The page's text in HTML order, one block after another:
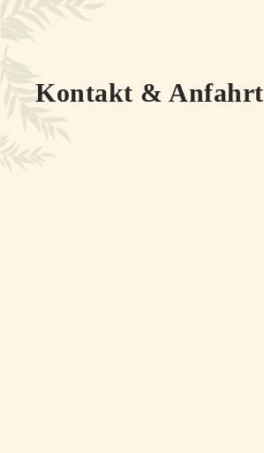
Kontakt & Anfahrt